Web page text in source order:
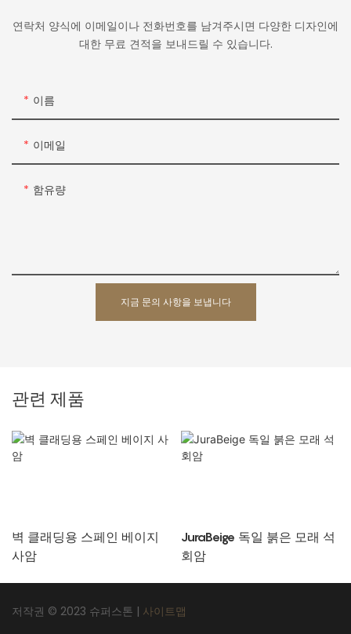
연락처 양식에 이메일이나 전화번호를 남겨주시면 다양한 디자인에
대한 무료 견적을 보내드릴 수 있습니다.
이름
이메일
함유량
지금 문의 사항을 보냅니다
관련 제품
벽 클래딩용 스페인 베이지
사암
JuraBeige 독일 붉은 모래 석
회암
저작권 © 2023 슈퍼스톤 | 사이트맵